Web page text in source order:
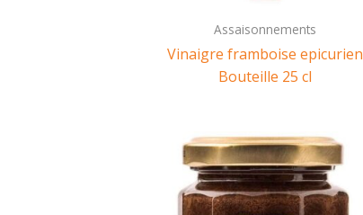
Assaisonnements
Vinaigre framboise epicurien
Bouteille 25 cl